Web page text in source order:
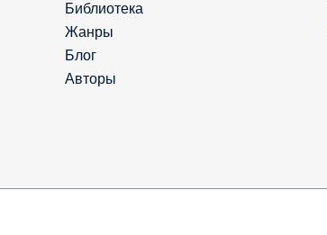
Библиотека
Жанры
Блог
Авторы